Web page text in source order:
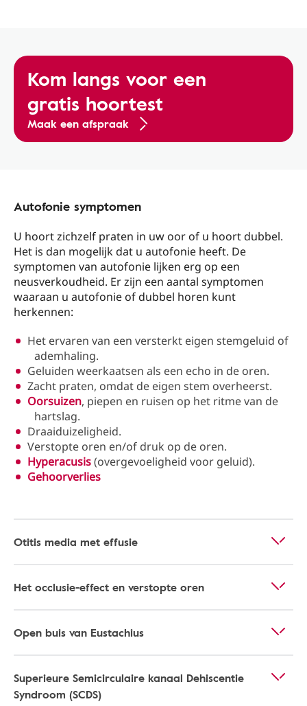
Kom langs voor een
gratis hoortest
Maak een afspraak
Autofonie symptomen
U hoort zichzelf praten in uw oor of u hoort dubbel.
Het is dan mogelijk dat u autofonie heeft. De
symptomen van autofonie lijken erg op een
neusverkoudheid. Er zijn een aantal symptomen
waaraan u autofonie of dubbel horen kunt
herkennen:
Het ervaren van een versterkt eigen stemgeluid of
ademhaling.
Geluiden weerkaatsen als een echo in de oren.
Zacht praten, omdat de eigen stem overheerst.
Oorsuizen, piepen en ruisen op het ritme van de
hartslag.
Draaiduizeligheid.
Verstopte oren en/of druk op de oren.
Hyperacusis(overgevoeligheid voor geluid).
Gehoorverlies
Otitis media met effusie
Het occlusie-effect en verstopte oren
Open buis van Eustachius
Superieure Semicirculaire kanaal Dehiscentie
Syndroom (SCDS)